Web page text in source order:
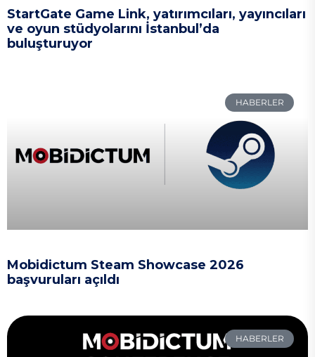
StartGate Game Link, yatırımcıları, yayıncıları
ve oyun stüdyolarını İstanbul’da
buluşturuyor
HABERLER
Mobidictum Steam Showcase 2026
başvuruları açıldı
HABERLER